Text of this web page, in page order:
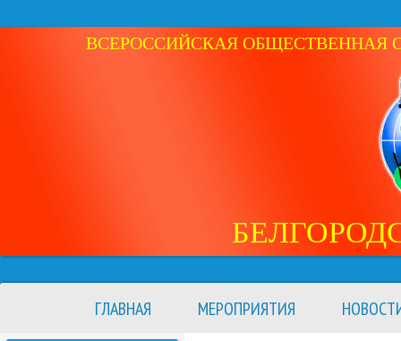
ВСЕРОССИЙСКАЯ ОБЩЕСТВЕННАЯ
ГЛАВНАЯ МЕРОПРИЯТИЯ